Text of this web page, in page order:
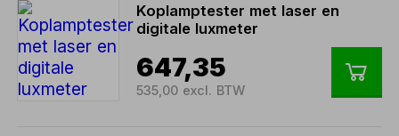
Koplamptester met laser en
digitale luxmeter
647,35
535,00 excl. BTW